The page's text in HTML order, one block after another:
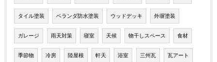
タイル塗装 ベランダ防水塗装 ウッドデッキ 外塀塗装
ガレージ 雨天対策 寝室 天候 物干しスペース 食材
季節物 冷房 陸屋根 軒天 浴室 三州瓦 瓦アート